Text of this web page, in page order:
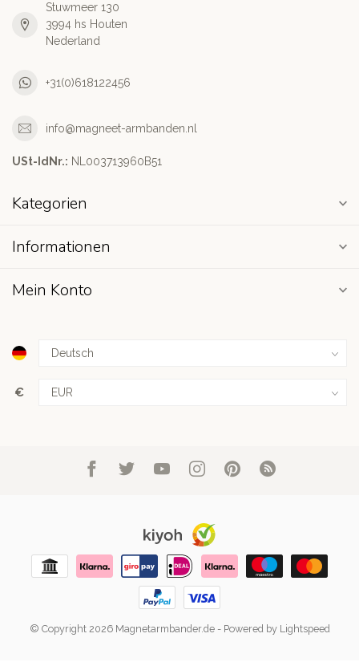
Stuwmeer 130
3994 hs Houten
Nederland
+31(0)618122456
info@magneet-armbanden.nl
USt-IdNr.: NL003713960B51
Kategorien
Informationen
Mein Konto
€
© Copyright 2026 Magnetarmbander.de- Powered by Lightspeed